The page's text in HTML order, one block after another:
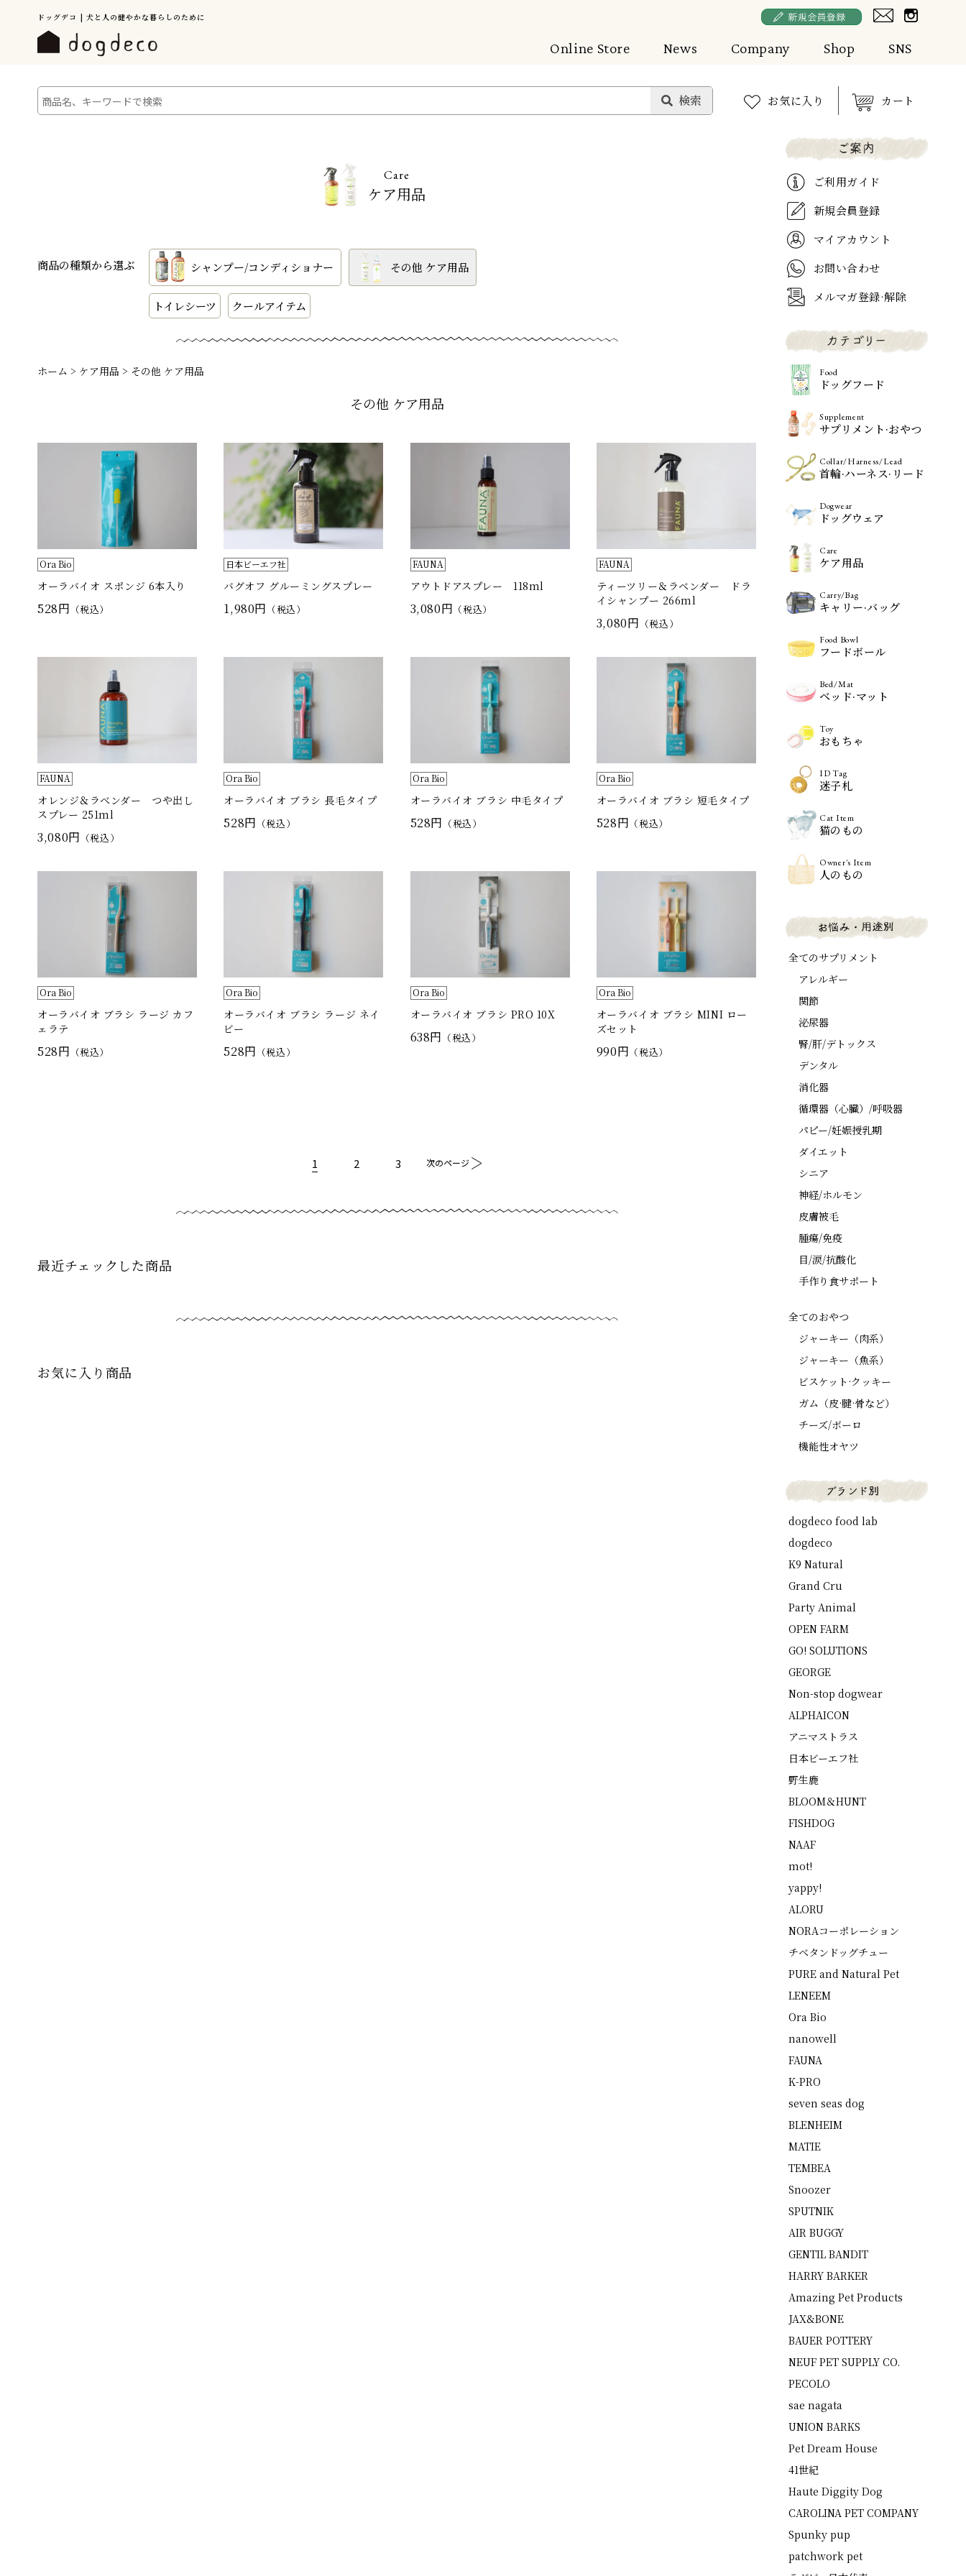
ドッグデコ | 犬と人の健やかな暮らしのために
Online Store News Company Shop SNS
お気に入り カート
Care
ケア用品
商品の種類から選ぶ シャンプー/コンディショナー その他 ケア用品
トイレシーツ クールアイテム
ホーム > ケア用品 > その他 ケア用品
その他 ケア用品
Ora Bio
オーラバイオ スポンジ 6本入り
528円 （税込）
日本ビーエフ社
バグオフ グルーミングスプレー
1,980円 （税込）
FAUNA
アウトドアスプレー 118ml
3,080円 （税込）
FAUNA
ティーツリー＆ラベンダー ドラ
イシャンプー 266ml
3,080円 （税込）
FAUNA
オレンジ＆ラベンダー つや出し
スプレー 251ml
3,080円 （税込）
Ora Bio
オーラバイオ ブラシ 長毛タイプ
528円 （税込）
Ora Bio
オーラバイオ ブラシ 中毛タイプ
528円 （税込）
Ora Bio
オーラバイオ ブラシ 短毛タイプ
528円 （税込）
Ora Bio
オーラバイオ ブラシ ラージ カフ
ェラテ
528円 （税込）
Ora Bio
オーラバイオ ブラシ ラージ ネイ
ビー
528円 （税込）
Ora Bio
オーラバイオ ブラシ PRO 10X
638円 （税込）
Ora Bio
オーラバイオ ブラシ MINI ロー
ズセット
990円 （税込）
1 2 3 次のページ
最近チェックした商品
お気に入り商品
ご利用ガイド
新規会員登録
マイアカウント
お問い合わせ
メルマガ登録·解除
Food
ドッグフード
Supplement
サプリメント·おやつ
Collar/Harness/Lead
首輪·ハーネス·リード
Dogwear
ドッグウェア
Care
ケア用品
Carry/Bag
キャリー·バッグ
Food Bowl
フードボール
Bed/Mat
ベッド·マット
Toy
おもちゃ
ID Tag
迷子札
Cat Item
猫のもの
Owner's Item
人のもの
全てのサプリメント
アレルギー
関節
泌尿器
腎/肝/デトックス
デンタル
消化器
循環器（心臓）/呼吸器
パピー/妊娠授乳期
ダイエット
シニア
神経/ホルモン
皮膚被毛
腫瘍/免疫
目/涙/抗酸化
手作り食サポート
全てのおやつ
ジャーキー（肉系）
ジャーキー（魚系）
ビスケット·クッキー
ガム（皮·腱·骨など）
チーズ/ボーロ
機能性オヤツ
dogdeco food lab
dogdeco
K9 Natural
Grand Cru
Party Animal
OPEN FARM
GO! SOLUTIONS
GEORGE
Non-stop dogwear
ALPHAICON
アニマストラス
日本ビーエフ社
野生鹿
BLOOM＆HUNT
FISHDOG
NAAF
mot!
yappy!
ALORU
NORAコーポレーション
チベタンドッグチュー
PURE and Natural Pet
LENEEM
Ora Bio
nanowell
FAUNA
K-PRO
seven seas dog
BLENHEIM
MATIE
TEMBEA
Snoozer
SPUTNIK
AIR BUGGY
GENTIL BANDIT
HARRY BARKER
Amazing Pet Products
JAX&BONE
BAUER POTTERY
NEUF PET SUPPLY CO.
PECOLO
sae nagata
UNION BARKS
Pet Dream House
41世紀
Haute Diggity Dog
CAROLINA PET COMPANY
Spunky pup
patchwork pet